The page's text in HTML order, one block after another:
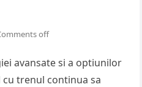
off
avansate si a optiunilor
trenul continua sa